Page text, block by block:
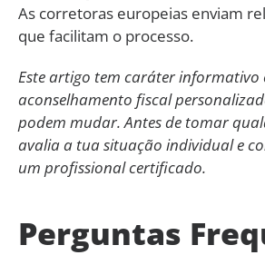
As corretoras europeias enviam
que facilitam o processo.
Este artigo tem caráter informativo
aconselhamento fiscal
podem mudar. Antes de tomar
avalia a tua situação individual e
um profissional certificado.
Perguntas